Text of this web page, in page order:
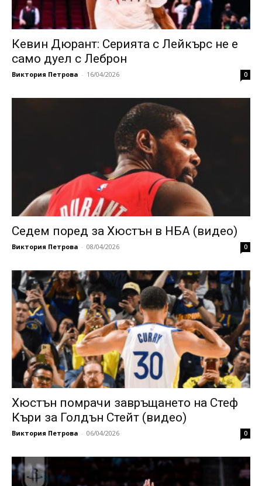
Кевин Дюрант: Серията с Лейкърс не е
само дуел с Леброн
Виктория Петрова - 16/04/2026 0
Седем поред за Хюстън в НБА (видео)
Виктория Петрова - 08/04/2026 0
Хюстън помрачи завръщането на Стеф
Къри за Голдън Стейт (видео)
Виктория Петрова - 06/04/2026 0